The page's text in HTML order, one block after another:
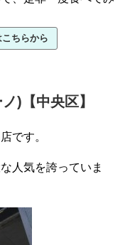
ちらから
)【中央区】
です。
人気を誇っていま